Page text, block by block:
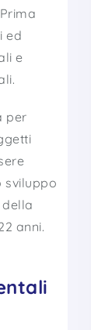
ed
e
per
sviluppo
anni.